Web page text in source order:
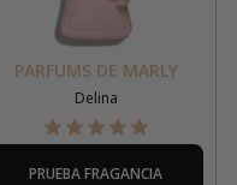
PARFUMS DE MARLY
Delina
PRUEBA FRAGANCIA